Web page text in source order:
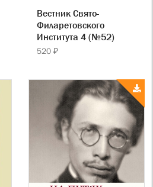
Вестник Свято-
Филаретовского
Института 4 (№52)
520 ₽